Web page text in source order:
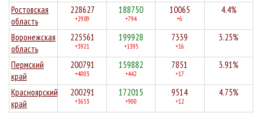
Ростовская
область
228627
+2989
188750
+794
10065
+6
4.4%
Воронежская
область
225561
+3921
199928
+1395
7339
+16
3.25%
Пермский
край
200791
+4003
159882
+442
7851
+17
3.91%
Красноярский
край
200291
+3653
172015
+900
9514
+12
4.75%